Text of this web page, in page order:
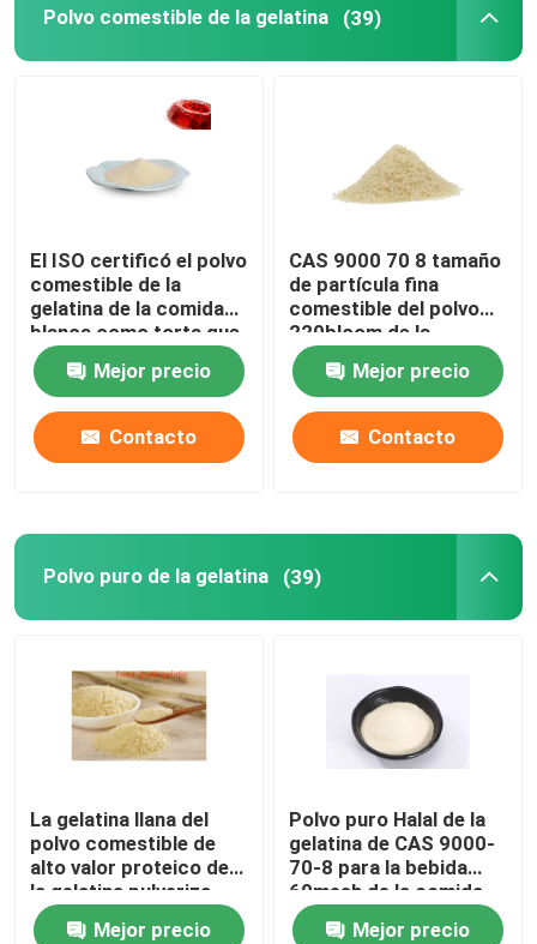
En casa
Productos
Sobre nosotros
Recorrido por la fábrica
Control de calidad
Contacta con nosotros
Polvo comestible de la gelatina (39)
El ISO certificó el polvo
comestible de la
gelatina de la comida
blanca como torta que
hacía el añadido
Mejor precio
Contacto
CAS 9000 70 8 tamaño
de partícula fina
comestible del polvo
220bloom de la
gelatina
Mejor precio
Contacto
Polvo puro de la gelatina (39)
La gelatina llana del
polvo comestible de
alto valor proteico de
la gelatina pulveriza
CAS 9000-70-8
Mejor precio
Polvo puro Halal de la
gelatina de CAS 9000-
70-8 para la bebida
60mesh de la comida
Mejor precio